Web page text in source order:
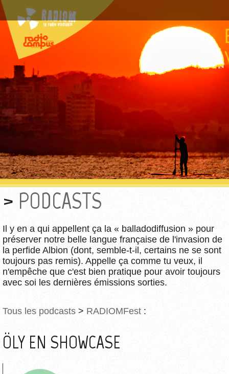
PODCASTS
Il y en a qui appellent ça la « balladodiffusion » pour
préserver notre belle langue française de l'invasion de
la perfide Albion (dont, semble-t-il, certains ne se sont
toujours pas remis). Appelle ça comme tu veux, il
n'empêche que c'est bien pratique pour avoir toujours
avec soi les dernières émissions sorties.
Tous les podcasts > RADIOMFest :
ÖLY EN SHOWCASE